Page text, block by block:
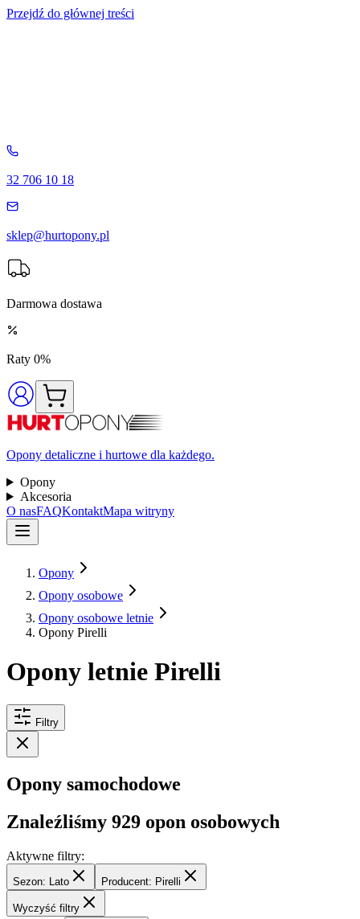
Przejdź do głównej treści
32 706 10 18
sklep@hurtopony.pl
Darmowa dostawa
Raty 0%
Opony detaliczne i hurtowe dla każdego.
Opony
Akcesoria
O nasFAQKontaktMapa witryny
Opony
Opony osobowe
Opony osobowe letnie
Opony Pirelli
Opony letnie Pirelli
Filtry
Opony samochodowe
Znaleźliśmy 929 opon osobowych
Aktywne filtry:
Sezon: Lato Producent: Pirelli
Wyczyść filtry